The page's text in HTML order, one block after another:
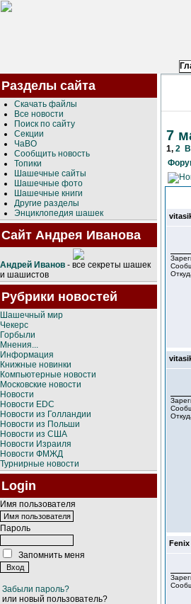
Разделы сайта
Скачать файлы
Все новости
Поиск по сайту
Секции
ЧаВО
Сообщить новость
Топики
Шашечные сайты
Шашечные фото
Шашечные книги
Другие разделы
Энциклопедия шашек
Сайт Андрея Иванова
Андрей Иванов - все секреты шашек
и шашистов
Рубрики новостей
Шашечный мир
Чекерс
Горбыли
Мнения...
Информация
Книжные новинки
Компьютерные новости
Московские новости
Новости
Новости EDC
Новости из Голландии
Новости из Польши
Новости из США
Новости Израиля
Новости ФМЖД
Турнирные новости
Login
Имя пользователя
Пароль
Запомнить меня
Забыли пароль?
или новый пользователь?
7
1, 2
Fenix